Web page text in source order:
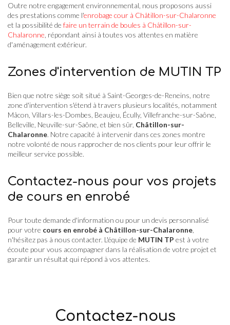
Outre notre engagement environnemental, nous proposons aussi
des prestations comme l'enrobage cour à Châtillon-sur-Chalaronne
et la possibilité de faire un terrain de boules à Châtillon-sur-
Chalaronne , répondant ainsi à toutes vos attentes en matière
d'aménagement extérieur.
Zones d'intervention de MUTIN TP
Bien que notre siège soit situé à Saint-Georges-de-Reneins, notre
zone d'intervention s'étend à travers plusieurs localités, notamment
Mâcon, Villars-les-Dombes, Beaujeu, Écully, Villefranche-sur-Saône,
Belleville, Neuville-sur-Saône, et bien sûr, Châtillon-sur-
Chalaronne. Notre capacité à intervenir dans ces zones montre
notre volonté de nous rapprocher de nos clients pour leur offrir le
meilleur service possible.
Contactez-nous pour vos projets
de cours en enrobé
Pour toute demande d'information ou pour un devis personnalisé
pour votre cours en enrobé à Châtillon-sur-Chalaronne
n'hésitez pas à nous contacter. L'équipe de MUTIN TP est à votre
écoute pour vous accompagner dans la réalisation de votre projet et
garantir un résultat qui répond à vos attentes.
Contactez-nous